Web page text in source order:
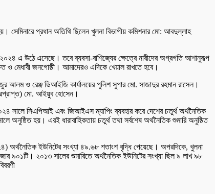
সেমিনারে প্রধান অতিথি ছিলেন খুলনা বিভাগীয় কমিশনার মো: আবদুল্লাহ
২০২৪ এ উঠে এসেছে। তবে ব্যবসা-বাণিজ্যের ক্ষেত্রে নারীদের অগ্রগতি আশানুরূপ
ও মেধাবী জনগোষ্ঠী। আমাদেরও এদিকে খেয়াল রাখতে হবে।
আলম ও রেঞ্জ ডিআইজি কার্যালয়ের পুলিশ সুপার মো. সাজাদুর রহমান রাসেল।
মো. আইয়ুব হোসেন।
সালে সিএপিআই এবং জিআইএস ম্যাপিং ব্যবহার করে দেশের চতুর্থ অর্থনৈতিক
অনুষ্ঠিত হয়। এরই ধারাবাহিকতায় চতুর্থ তথা সর্বশেষ অর্থনৈতিক শুমারি অনুষ্ঠিত
অর্থনৈতিক ইউনিটের সংখ্যা ৪৯.৬৮ শতাংশ বৃদ্ধি পেয়েছে। অপরদিকে, খুলনা
৯০১টি। ২০১৩ সালের শুমারিতে অর্থনৈতিক ইউনিটের সংখ্যা ছিল ৯ লাখ ৯৮